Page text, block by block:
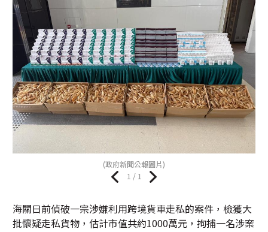
(政府新聞公報圖片)
1 / 1
海關日前偵破一宗涉嫌利用跨境貨車走私的案件，檢獲大
批懷疑走私貨物，估計市值共約1000萬元，拘捕一名涉案